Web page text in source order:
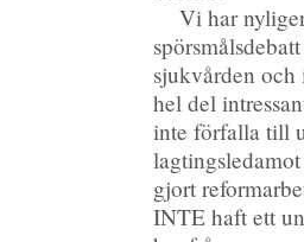
Vi har
sjukvården och
hel del
inte förfalla till
gjort
INTE haft ett